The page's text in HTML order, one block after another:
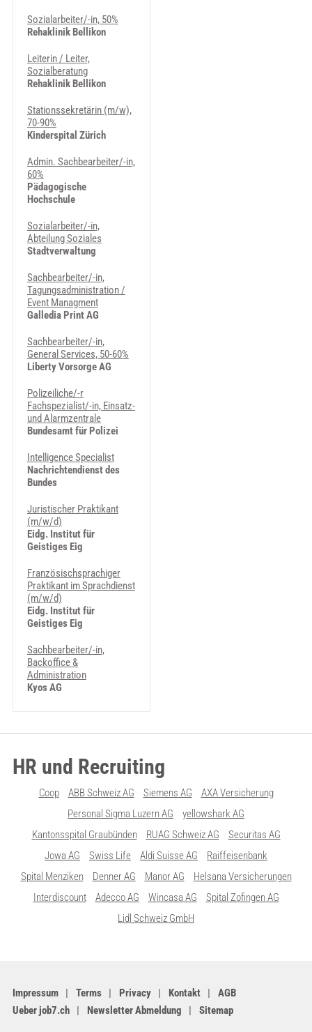
Sozialarbeiter/-in, 50%
Rehaklinik Bellikon
Leiterin / Leiter,
Sozialberatung
Rehaklinik Bellikon
Stationssekretärin (m/w),
70-90%
Kinderspital Zürich
Admin. Sachbearbeiter/-in,
60%
Pädagogische
Hochschule
Sozialarbeiter/-in,
Abteilung Soziales
Stadtverwaltung
Sachbearbeiter/-in,
Tagungsadministration /
Event Managment
Galledia Print AG
Sachbearbeiter/-in,
General Services, 50-60%
Liberty Vorsorge AG
Polizeiliche/-r
Fachspezialist/-in, Einsatz-
und Alarmzentrale
Bundesamt für Polizei
Intelligence Specialist
Nachrichtendienst des
Bundes
Juristischer Praktikant
(m/w/d)
Eidg. Institut für
Geistiges Eig
Französischsprachiger
Praktikant im Sprachdienst
(m/w/d)
Eidg. Institut für
Geistiges Eig
Sachbearbeiter/-in,
Backoffice &
Administration
Kyos AG
HR und Recruiting
Coop ABB Schweiz AG Siemens AG
AXA Versicherung
Personal Sigma Luzern AG
yellowshark AG
Kantonsspital Graubünden
RUAG Schweiz AG
Securitas AG
Jowa AG
Swiss Life Aldi Suisse AG
Raiffeisenbank
Spital Menziken
Denner AG Manor AG
Helsana Versicherungen
Interdiscount
Adecco AG Wincasa AG
Spital Zofingen AG
Lidl Schweiz GmbH
Impressum Terms Privacy Kontakt
AGB
Ueber job7.ch
Newsletter Abmeldung Sitemap